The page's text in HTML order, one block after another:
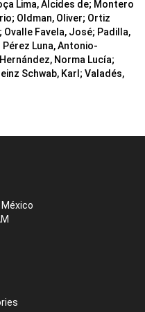
Lima, Alcides de; Montero
Oldman, Oliver; Ortiz
Favela, José; Padilla,
Pérez Luna, Antonio-
Norma Lucía;
Schwab, Karl; Valadés,